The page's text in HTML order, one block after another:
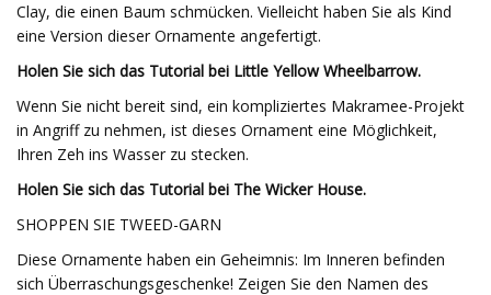
Clay, die einen Baum schmücken. Vielleicht haben Sie als Kind
eine Version dieser Ornamente angefertigt.
Holen Sie sich das Tutorial bei Little Yellow Wheelbarrow.
Wenn Sie nicht bereit sind, ein kompliziertes Makramee-Projekt
in Angriff zu nehmen, ist dieses Ornament eine Möglichkeit,
Ihren Zeh ins Wasser zu stecken.
Holen Sie sich das Tutorial bei The Wicker House.
SHOPPEN SIE TWEED-GARN
Diese Ornamente haben ein Geheimnis: Im Inneren befinden
sich Überraschungsgeschenke! Zeigen Sie den Namen des